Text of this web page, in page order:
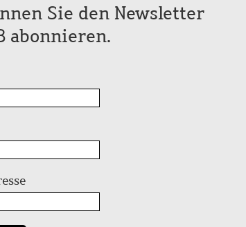
Sie den Newsletter
abonnieren.